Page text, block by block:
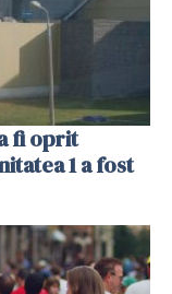
fi oprit
1 a fost